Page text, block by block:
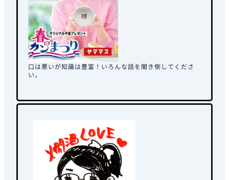
口は悪いが知識は豊富！いろんな話を聞き倒してくださ
い。